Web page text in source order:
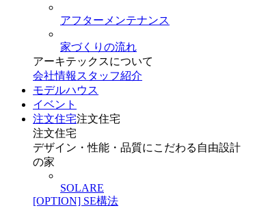
アフターメンテナンス
家づくりの流れ
アーキテックスについて
会社情報 スタッフ紹介
モデルハウス
イベント
注文住宅注文住宅
注文住宅
デザイン・性能・品質にこだわる自由設計
の家
SOLARE
[OPTION] SE構法